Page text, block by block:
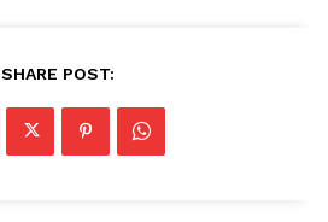
SHARE POST: